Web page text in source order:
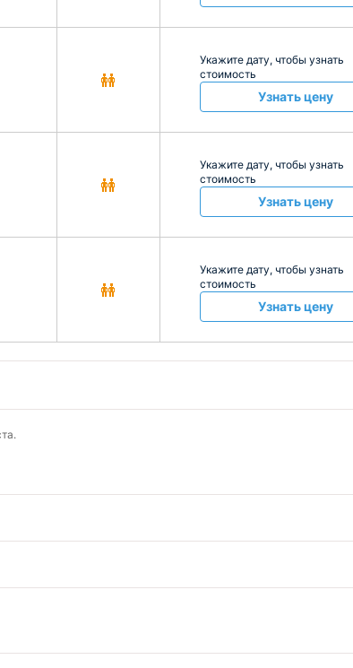
Укажите дату, чтобы узнать
стоимость
Узнать цену
Укажите дату, чтобы узнать
стоимость
Узнать цену
Укажите дату, чтобы узнать
стоимость
Узнать цену